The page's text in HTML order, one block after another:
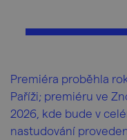
Premiéra proběhla
Paříži; premiéru ve
2026, kde bude v
nastudování